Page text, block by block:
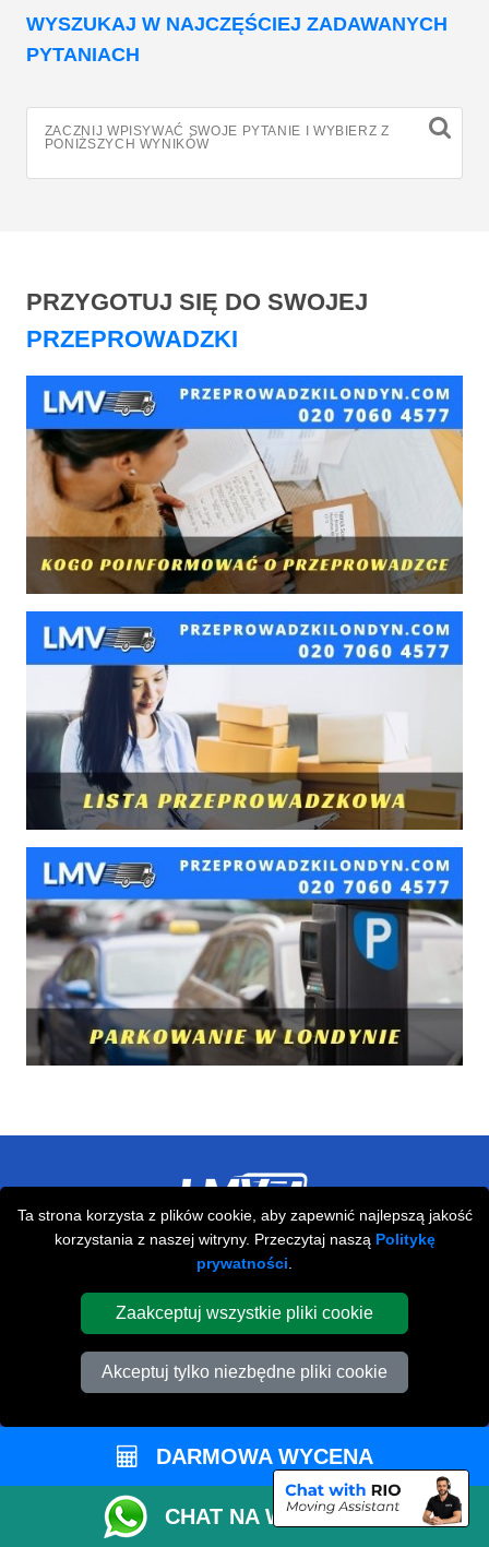
Ta strona korzysta z plików cookie, aby zapewnić najlepszą jakość
korzystania z naszej witryny. Przeczytaj naszą Politykę
prywatności
Zaakceptuj wszystkie pliki cookie
Akceptuj tylko niezbędne pliki cookie
WYSZUKAJ W NAJCZĘŚCIEJ ZADAWANYCH
PYTANIACH
ZACZNIJ WPISYWAĆ SWOJE PYTANIE I WYBIERZ Z
PONIŻSZYCH WYNIKÓW
PRZYGOTUJ SIĘ DO SWOJEJ
PRZEPROWADZKI
Przeprowadzki Londyn
N15 5LA London,UK
Napisz do nas
+44 208 099 9173
STREFA KLIENTA
DARMOWA WYCENA
CHAT NA WHATSAPP